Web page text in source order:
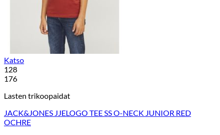
Katso
128
176
Lasten trikoopaidat
JACK&JONES JJELOGO TEE SS O-NECK JUNIOR RED
OCHRE